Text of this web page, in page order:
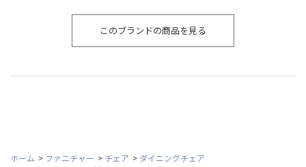
このブランドの商品を見る
ホーム > ファニチャー > チェア > ダイニングチェア